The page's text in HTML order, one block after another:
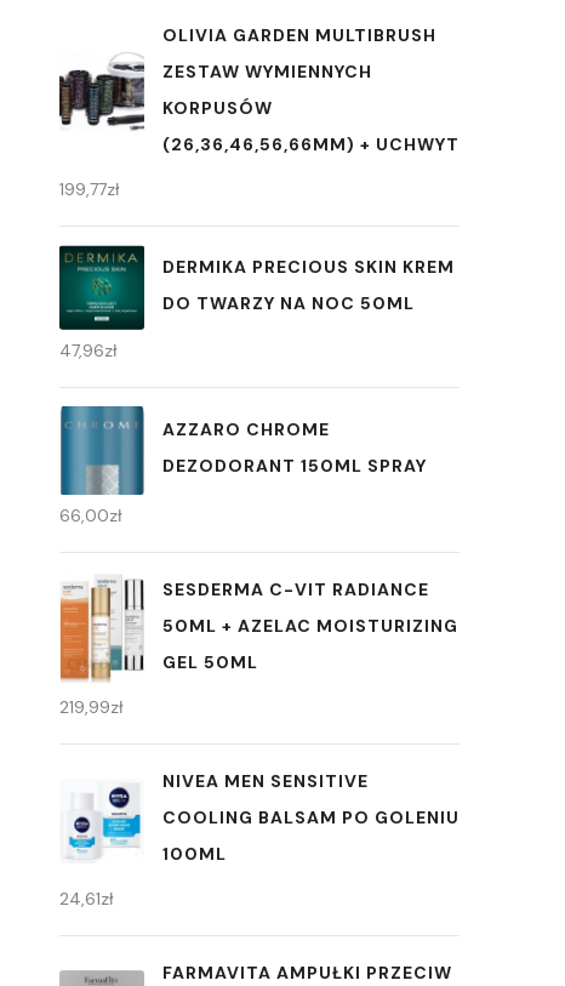
OLIVIA GARDEN MULTIBRUSH
ZESTAW WYMIENNYCH
KORPUSÓW
(26,36,46,56,66MM) + UCHWYT
199,77zł
DERMIKA PRECIOUS SKIN KREM
DO TWARZY NA NOC 50ML
47,96zł
AZZARO CHROME
DEZODORANT 150ML SPRAY
66,00zł
SESDERMA C-VIT RADIANCE
50ML + AZELAC MOISTURIZING
GEL 50ML
219,99zł
NIVEA MEN SENSITIVE
COOLING BALSAM PO GOLENIU
100ML
24,61zł
FARMAVITA AMPUŁKI PRZECIW